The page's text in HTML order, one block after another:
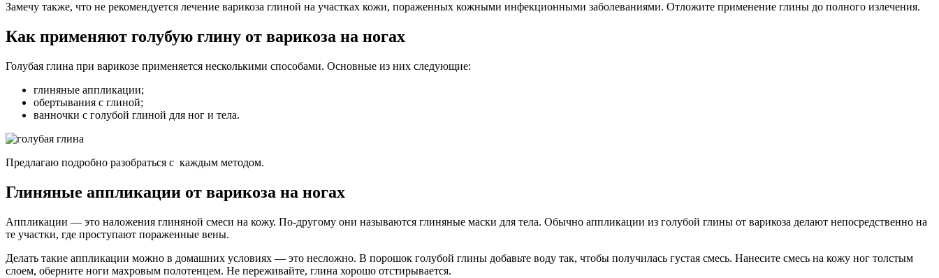
Замечу также, что не рекомендуется лечение варикоза глиной на участках кожи, пораженных кожными инфекционными заболеваниями. Отложите применение глины до полного излечения.
Как применяют голубую глину от варикоза на ногах
Голубая глина при варикозе применяется несколькими способами. Основные из них следующие:
глиняные аппликации;
обертывания с глиной;
ванночки с голубой глиной для ног и тела.
Предлагаю подробно разобраться с каждым методом.
Глиняные аппликации от варикоза на ногах
Аппликации — это наложения глиняной смеси на кожу. По-другому они называются глиняные маски для тела. Обычно аппликации из голубой глины от варикоза делают непосредственно на
те участки, где проступают пораженные вены.
Делать такие аппликации можно в домашних условиях — это несложно. В порошок голубой глины добавьте воду так, чтобы получилась густая смесь. Нанесите смесь на кожу ног толстым
слоем, оберните ноги махровым полотенцем. Не переживайте, глина хорошо отстирывается.